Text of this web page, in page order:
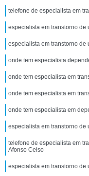
telefone de especialista em
especialista em transtorno de
especialista em transtorno de
onde tem especialista
onde tem especialista em
onde tem especialista em
onde tem especialista em
especialista em transtorno
telefone de especialista em
Afonso Celso
especialista em transtorno de